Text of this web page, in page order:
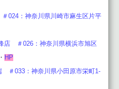
024：神奈川県川崎市麻生区片平
＃026：神奈川県横浜市旭区
・ HP
＃033：神奈川県小田原市栄町1-